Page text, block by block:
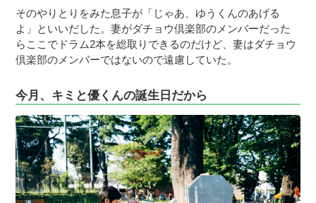
そのやりとりをみた息子が「じゃあ、ゆうくんのあげる
よ」といいだした。妻がダチョウ倶楽部のメンバーだった
らここでドラム2本を総取りできるのだけど、妻はダチョウ
倶楽部のメンバーではないので遠慮していた。
今月、キミと優くんの誕生日だから